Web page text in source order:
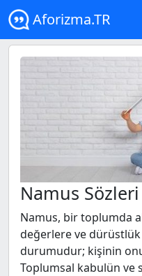
Aforizma.TR
Namus Sözleri
Namus, bir toplumda
değerlere ve dürüstlük
durumudur; kişinin
Toplumsal kabulün ve